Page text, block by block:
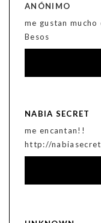
ANÓNIMO
me gustan
Besos
NABIA SECRET
me encantan!!
http://